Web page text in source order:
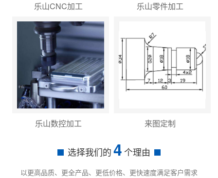
乐山CNC加工 乐山零件加工
乐山数控加工 来图定制
选择我们的4个理由
以更高品质、更全产品、更低价格、更快速度满足客户需求